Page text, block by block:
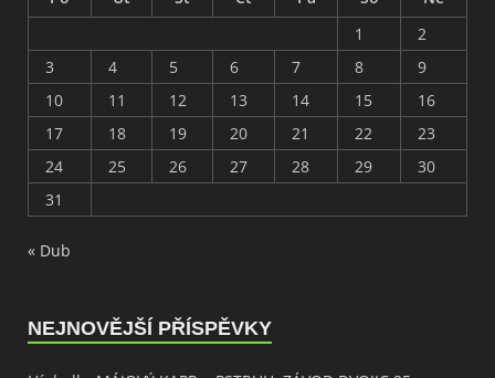
1
2
3
4 5 6 7 8
9
10
11 12 13 14 15
16
17
18 19 20 21 22
23
24
25 26 27 28 29
30
31
« Dub
NEJNOVĚJŠÍ PŘÍSPĚVKY